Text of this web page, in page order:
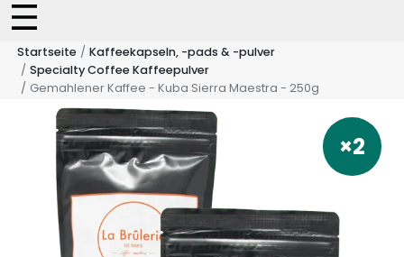
Startseite
Kaffeekapseln, -pads & -pulver
Specialty Coffee Kaffeepulver
Gemahlener Kaffee - Kuba Sierra Maestra - 250g
×2